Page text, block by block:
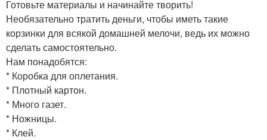
Готовьте материалы и начинайте творить!
Необязательно тратить деньги, чтобы иметь такие
корзинки для всякой домашней мелочи, ведь их можно
сделать самостоятельно.
Нам понадобятся:
* Коробка для оплетания.
* Плотный картон.
* Много газет.
* Ножницы.
* Клей.